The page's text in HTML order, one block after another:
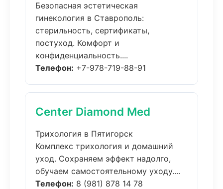
Безопасная эстетическая
гинекология в Ставрополь:
стерильность, сертификаты,
постуход. Комфорт и
конфиденциальность....
Телефон: +7-978-719-88-91
Center Diamond Med
Трихология в Пятигорск
Комплекс трихология и домашний
уход. Сохраняем эффект надолго,
обучаем самостоятельному уходу....
Телефон: 8 (981) 878 14 78